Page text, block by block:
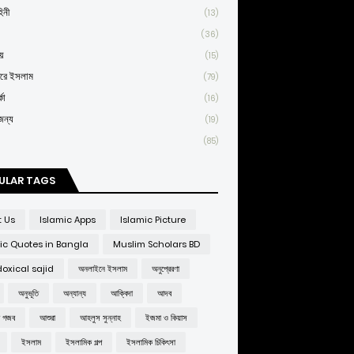
(13)
(36)
(15)
ইসলাম (79)
(16)
(19)
(85)
TAGS
Us Islamic Apps
Islamic Picture
Quotes in Bangla
Muslim Scholars BD
sajid
অনলাইনে ইসলাম
অনুপ্রেরণা
অনুভূতি
অন্যান্য আক্বিদা
আদব
গজব
আশুরা আহলুস সুন্নাহ
ইজমা ও কিয়াস
ইসলাম
ইসলামিক গল্প ইসলামিক চিকিৎসা